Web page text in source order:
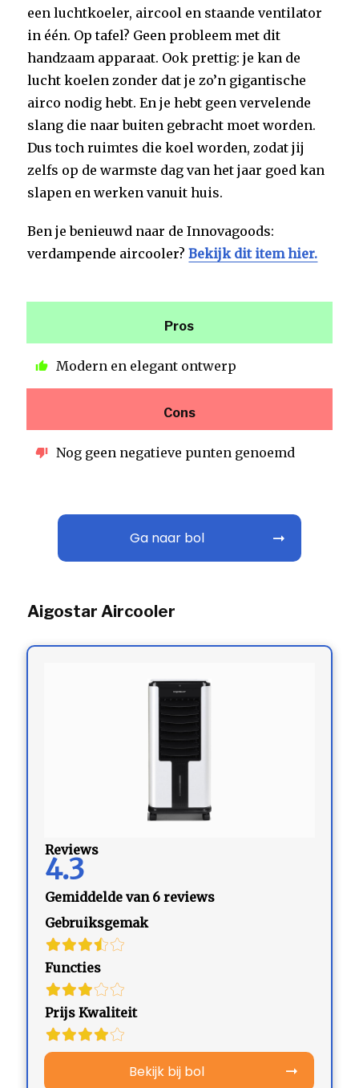
een luchtkoeler, aircool en staande ventilator
in één. Op tafel? Geen probleem met dit
handzaam apparaat. Ook prettig: je kan de
lucht koelen zonder dat je zo’n gigantische
airco nodig hebt. En je hebt geen vervelende
slang die naar buiten gebracht moet worden.
Dus toch ruimtes die koel worden, zodat jij
zelfs op de warmste dag van het jaar goed kan
slapen en werken vanuit huis.
Ben je benieuwd naar de Innovagoods:
verdampende aircooler?Bekijk dit item hier.
Pros
Modern en elegant ontwerp
Cons
Nog geen negatieve punten genoemd
Ga naar bol
Aigostar Aircooler
Reviews
4.3
Gemiddelde van 6 reviews
Gebruiksgemak
Functies
Prijs Kwaliteit
Bekijk bij bol